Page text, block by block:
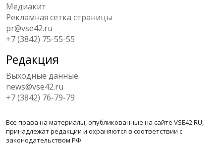
Медиакит
Рекламная сетка страницы
pr@vse42.ru
+7 (3842) 75-55-55
Редакция
Выходные данные
news@vse42.ru
+7 (3842) 76-79-79
Все права на материалы, опубликованные на сайте VSE42.RU,
принадлежат редакции и охраняются в соответствии с
законодательством РФ.